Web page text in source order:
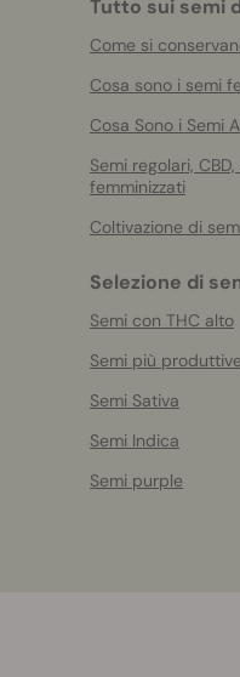
Tutto sui semi
Come si
Cosa sono i semi
Cosa Sono i Semi
Semi regolari,
femminizzati
Coltivazione di
Selezione di
Semi con THC alto
Semi più produttive
Semi Sativa
Semi Indica
Semi purple